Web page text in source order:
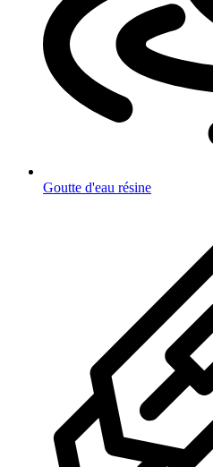
Goutte d'eau résine